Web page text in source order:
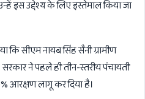
इस उद्देश्य के लिए इस्तेमाल किया जा
कि सीएम नायब सिंह सैनी ग्रामीण
ने पहले ही तीन-स्तरीय पंचायती
आरक्षण लागू कर दिया है।